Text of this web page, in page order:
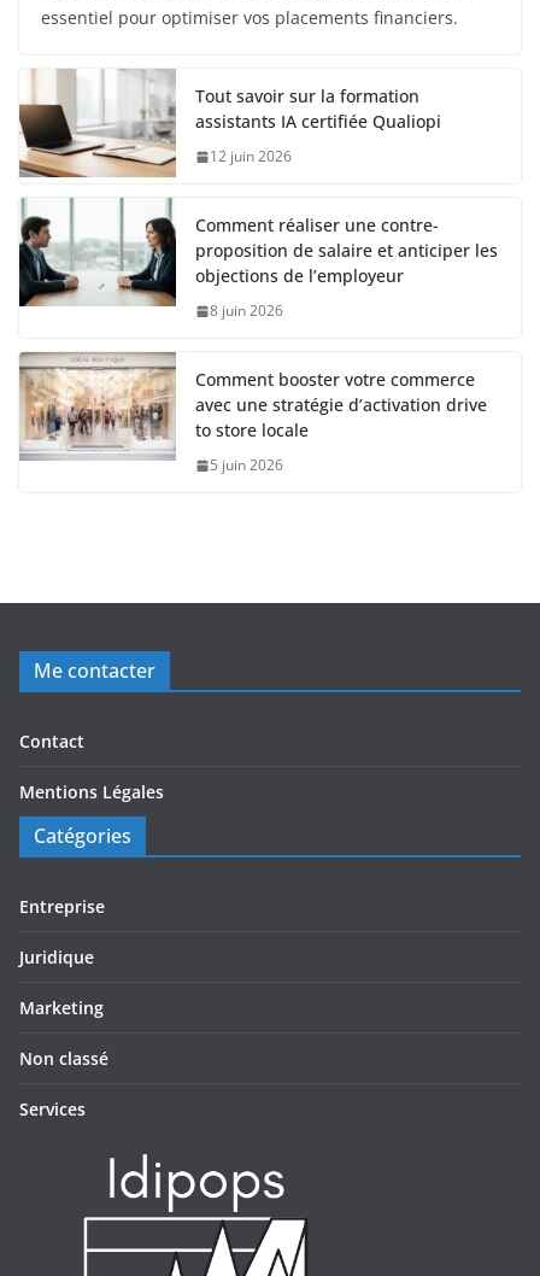
essentiel pour optimiser vos placements financiers.
Tout savoir sur la formation
assistants IA certifiée Qualiopi
12 juin 2026
Comment réaliser une contre-
proposition de salaire et anticiper les
objections de l’employeur
8 juin 2026
Comment booster votre commerce
avec une stratégie d’activation drive
to store locale
5 juin 2026
Me contacter
Contact
Mentions Légales
Catégories
Entreprise
Juridique
Marketing
Non classé
Services